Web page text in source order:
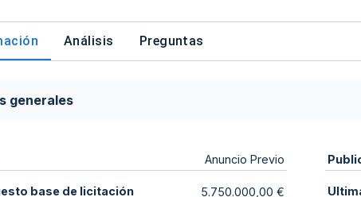
Análisis Preguntas
generales
Anuncio Previo
base de licitación 5.750.000,00 €